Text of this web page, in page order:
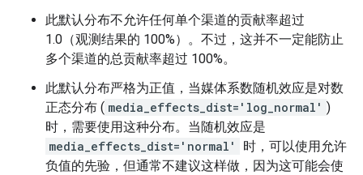
此默认分布不允许任何单个渠道的贡献率超过
1.0（观测结果的 100%）。不过，这并不一定能防止
多个渠道的总贡献率超过 100%。
此默认分布严格为正值，当媒体系数随机效应是对数
正态分布 ( media_effects_dist='log_normal' )
时，需要使用这种分布。当随机效应是
media_effects_dist='normal'
时，可以使用允许
负值的先验，但通常不建议这样做，因为这可能会使